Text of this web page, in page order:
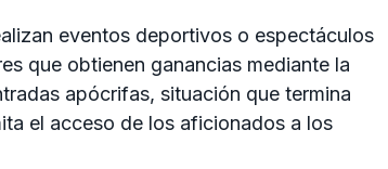
eventos deportivos o espectáculos
que obtienen ganancias mediante la
apócrifas, situación que termina
el acceso de los aficionados a los